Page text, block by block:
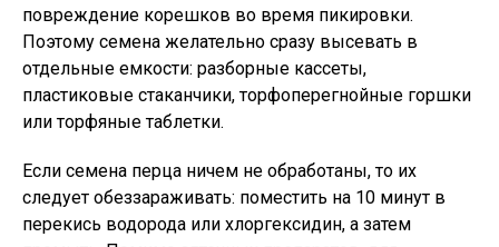
повреждение корешков во время пикировки.
Поэтому семена желательно сразу высевать в
отдельные емкости: разборные кассеты,
пластиковые стаканчики, торфоперегнойные горшки
или торфяные таблетки.
Если семена перца ничем не обработаны, то их
следует обеззараживать: поместить на 10 минут в
перекись водорода или хлоргексидин, а затем